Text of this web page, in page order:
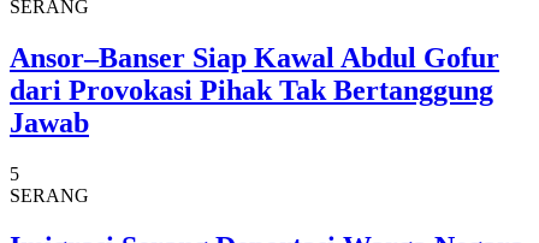
SERANG
Ansor–Banser Siap Kawal Abdul Gofur
dari Provokasi Pihak Tak Bertanggung
Jawab
5
SERANG